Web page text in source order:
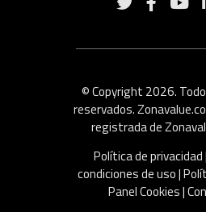
© Copyright 2026.
reservados.
registrada de
Política de privacidad|
condiciones de uso|
Panel Cookies|